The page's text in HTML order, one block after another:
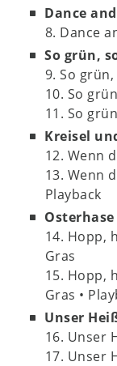
Dance
8. Dance
So grün,
9. So
10. So
11. So
Kreisel
12. Wenn
13. Wenn
Playback
14. Hopp,
Gras
15. Hopp,
Gras •
Unser
16. Unser
17. Unser